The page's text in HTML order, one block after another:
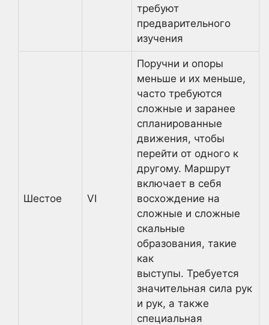
требуют
предварительного
изучения
Шестое VI
Поручни и опоры
меньше и их меньше,
часто требуются
сложные и заранее
спланированные
движения, чтобы
перейти от одного к
другому. Маршрут
включает в себя
восхождение на
сложные и сложные
скальные
образования, такие
как
выступы. Требуется
значительная сила рук
и рук, а также
специальная